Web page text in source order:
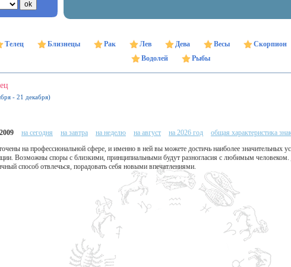
Телец Близнецы Рак Лев Дева Весы Скорпион
Водолей
Рыбы
- 21 декабря)
на сегодня на завтра на неделю на август на 2026 год
общая характеристика
на профессиональной сфере, и именно в ней вы можете достичь наиболее значительных
Возможны споры с близкими, принципиальными будут разногласия с любимым
способ отвлечься, порадовать себя новыми впечатлениями.